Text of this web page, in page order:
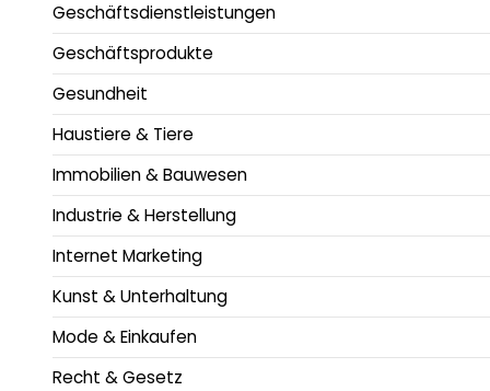
Geschäftsdienstleistungen
Geschäftsprodukte
Gesundheit
Haustiere & Tiere
Immobilien & Bauwesen
Industrie & Herstellung
Internet Marketing
Kunst & Unterhaltung
Mode & Einkaufen
Recht & Gesetz